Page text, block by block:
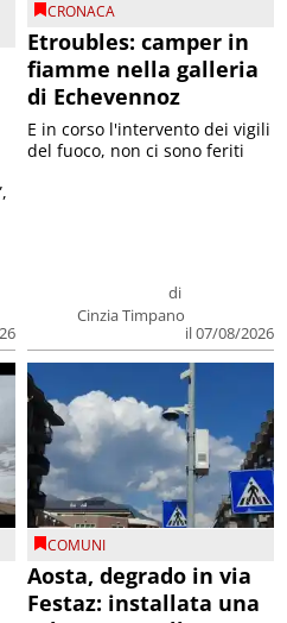
CRONACA
Etroubles: camper in
fiamme nella galleria
di Echevennoz
di
Cinzia Timpano
il 07/08/2026
E in corso l'intervento dei vigili
del fuoco, non ci sono feriti
COMUNI
Aosta, degrado in via
Festaz: installata una